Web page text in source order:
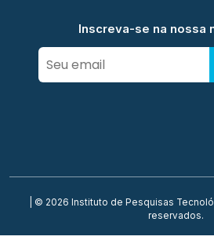
Inscreva-se na nossa
| © 2026 Instituto de Pesquisas
reservados.